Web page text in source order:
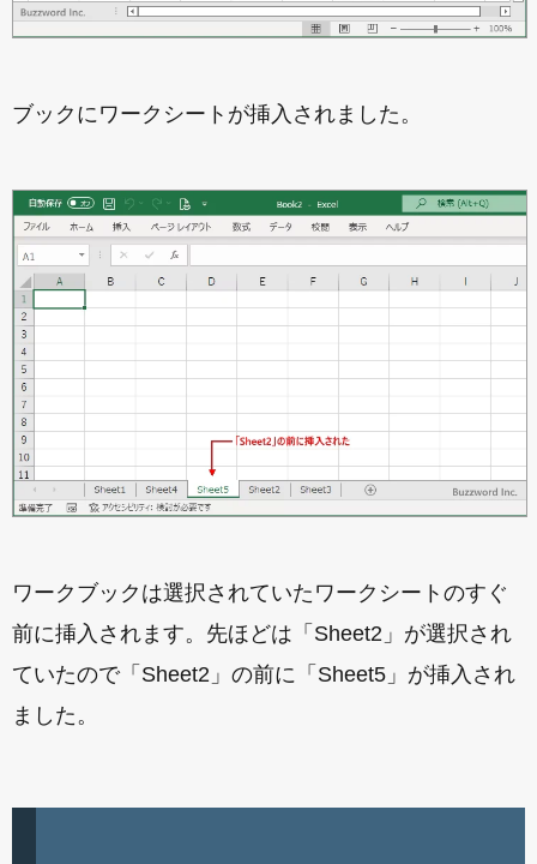
ブックにワークシートが挿入されました。
ワークブックは選択されていたワークシートのすぐ
前に挿入されます。先ほどは「Sheet2」が選択され
ていたので「Sheet2」の前に「Sheet5」が挿入され
ました。